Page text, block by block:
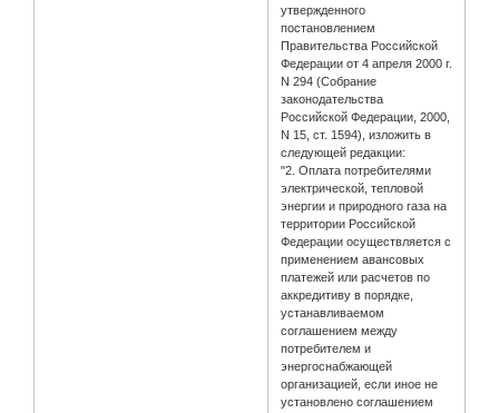
утвержденного
постановлением
Правительства Российской
Федерации от 4 апреля 2000 г.
N 294 (Собрание
законодательства
Российской Федерации, 2000,
N 15, ст. 1594), изложить в
следующей редакции:
"2. Оплата потребителями
электрической, тепловой
энергии и природного газа на
территории Российской
Федерации осуществляется с
применением авансовых
платежей или расчетов по
аккредитиву в порядке,
устанавливаемом
соглашением между
потребителем и
энергоснабжающей
организацией, если иное не
установлено соглашением